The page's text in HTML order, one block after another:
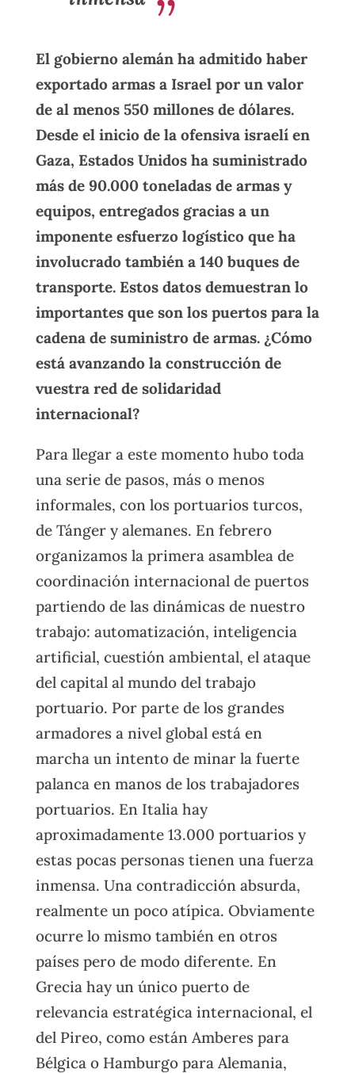
El gobierno alemán ha admitido haber
exportado armas a Israel por un valor
de al menos 550 millones de dólares.
Desde el inicio de la ofensiva israelí en
Gaza, Estados Unidos ha suministrado
más de 90.000 toneladas de armas y
equipos, entregados gracias a un
imponente esfuerzo logístico que ha
involucrado también a 140 buques de
transporte. Estos datos demuestran lo
importantes que son los puertos para la
cadena de suministro de armas. ¿Cómo
está avanzando la construcción de
vuestra red de solidaridad
internacional?
Para llegar a este momento hubo toda
una serie de pasos, más o menos
informales, con los portuarios turcos,
de Tánger y alemanes. En febrero
organizamos la primera asamblea de
coordinación internacional de puertos
partiendo de las dinámicas de nuestro
trabajo: automatización, inteligencia
artificial, cuestión ambiental, el ataque
del capital al mundo del trabajo
portuario. Por parte de los grandes
armadores a nivel global está en
marcha un intento de minar la fuerte
palanca en manos de los trabajadores
portuarios. En Italia hay
aproximadamente 13.000 portuarios y
estas pocas personas tienen una fuerza
inmensa. Una contradicción absurda,
realmente un poco atípica. Obviamente
ocurre lo mismo también en otros
países pero de modo diferente. En
Grecia hay un único puerto de
relevancia estratégica internacional, el
del Pireo, como están Amberes para
Bélgica o Hamburgo para Alemania,